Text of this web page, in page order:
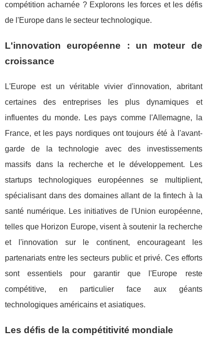
compétition acharnée ? Explorons les forces et les défis
de l'Europe dans le secteur technologique.
L'innovation européenne : un moteur de
croissance
L'Europe est un véritable vivier d'innovation, abritant
certaines des entreprises les plus dynamiques et
influentes du monde. Les pays comme l'Allemagne, la
France, et les pays nordiques ont toujours été à l'avant-
garde de la technologie avec des investissements
massifs dans la recherche et le développement. Les
startups technologiques européennes se multiplient,
spécialisant dans des domaines allant de la fintech à la
santé numérique. Les initiatives de l'Union européenne,
telles que Horizon Europe, visent à soutenir la recherche
et l'innovation sur le continent, encourageant les
partenariats entre les secteurs public et privé. Ces efforts
sont essentiels pour garantir que l'Europe reste
compétitive, en particulier face aux géants
technologiques américains et asiatiques.
Les défis de la compétitivité mondiale